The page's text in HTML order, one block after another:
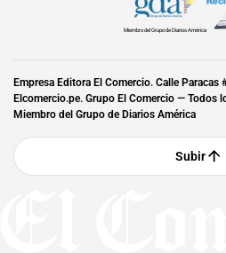
Miembro del Grupo de Diarios América
Empresa Editora El Comercio. Calle
Elcomercio.pe. Grupo El Comercio — Todos
Miembro del Grupo de Diarios América
Subir